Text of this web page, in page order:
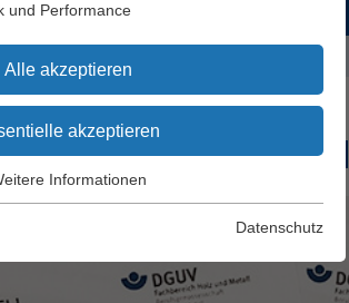
und Seminare
des FBHM
und Performance
Alle akzeptieren
akzeptieren
für grundlegende Funktionen der
Informationen
Datenschutz